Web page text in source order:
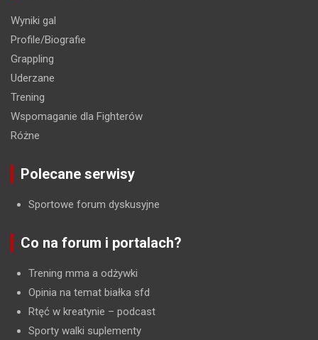
Wyniki gal
Profile/Biografie
Grappling
Uderzane
Trening
Wspomaganie dla Fighterów
Różne
Polecane serwisy
Sportowe forum dyskusyjne
Co na forum i portalach?
Trening mma a odżywki
Opinia na temat białka sfd
Rtęć w kreatynie – podcast
Sporty walki suplementy